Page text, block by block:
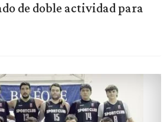
de doble actividad para